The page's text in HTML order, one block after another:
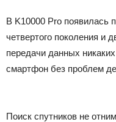
В K10000 Pro появилась
четвертого поколения и
передачи данных
смартфон без проблем
Поиск спутников не